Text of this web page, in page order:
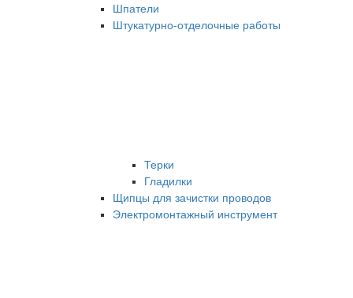
Шпатели
Штукатурно-отделочные работы
Терки
Гладилки
Щипцы для зачистки проводов
Электромонтажный инструмент